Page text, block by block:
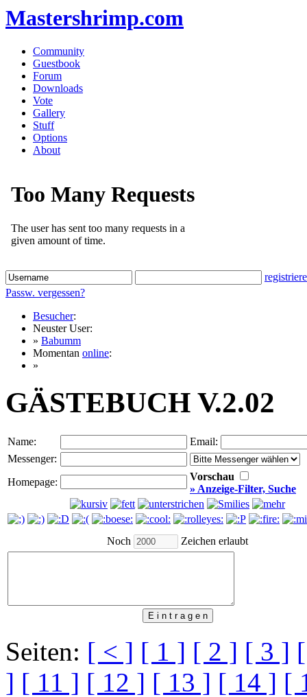
Mastershrimp.com
Community
Guestbook
Forum
Downloads
Vote
Gallery
Stuff
Options
About
Passw. vergessen?
Besucher:
Neuster User:
» Babumm
Momentan online:
»
GÄSTEBUCH V.2.02
Name:
Email:
Messenger:
Homepage:
Vorschau
» Anzeige-Filter, Suche
Noch Zeichen erlaubt
Seiten: [ < ] [ 1 ] [ 2 ] [ 3 ]
] [ 11 ] [ 12 ] [ 13 ] [ 14 ] [